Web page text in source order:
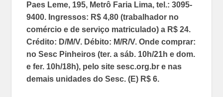
Paes Leme, 195, Metrô Faria Lima, tel.: 3095-
9400. Ingressos: R$ 4,80 (trabalhador no
comércio e de serviço matriculado) a R$ 24.
Crédito: D/M/V. Débito: M/R/V. Onde comprar:
no Sesc Pinheiros (ter. a sáb. 10h/21h e dom.
e fer. 10h/18h), pelo site sesc.org.br e nas
demais unidades do Sesc. (E) R$ 6.